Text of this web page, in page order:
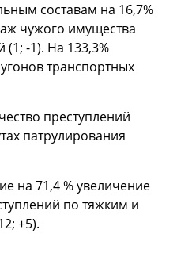
составам на 16,7%
чужого имущества
(1; -1). На 133,3%
транспортных
преступлений
патрулирования
на 71,4 % увеличение
по тяжким и
+5).